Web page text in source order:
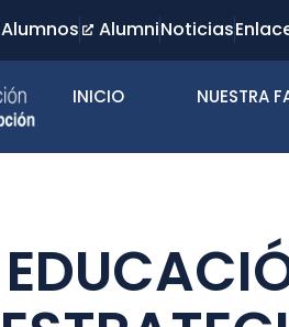
Alumnos AlumniNoticias
INICIO NUESTRA